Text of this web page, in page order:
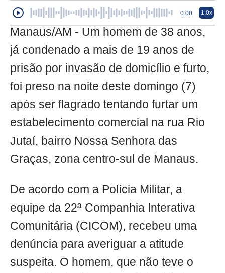
0:00 1.0x
Manaus/AM - Um homem de 38 anos,
já condenado a mais de 19 anos de
prisão por invasão de domicílio e furto,
foi preso na noite deste domingo (7)
após ser flagrado tentando furtar um
estabelecimento comercial na rua Rio
Jutaí, bairro Nossa Senhora das
Graças, zona centro-sul de Manaus.
De acordo com a Polícia Militar, a
equipe da 22ª Companhia Interativa
Comunitária (CICOM), recebeu uma
denúncia para averiguar a atitude
suspeita. O homem, que não teve o